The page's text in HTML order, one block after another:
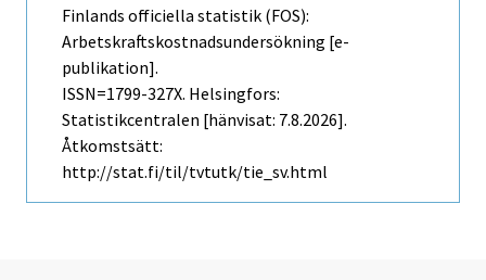
Finlands officiella statistik (FOS):
Arbetskraftskostnadsundersökning [e-
publikation].
ISSN=1799-327X. Helsingfors:
Statistikcentralen [hänvisat: 7.8.2026].
Åtkomstsätt:
http://stat.fi/til/tvtutk/tie_sv.html